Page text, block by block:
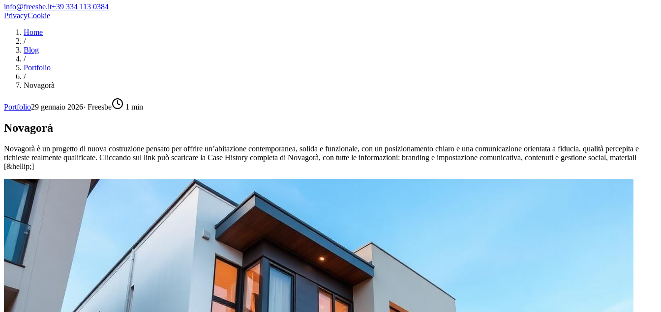
info@freesbe.it+39 334 113 0384
PrivacyCookie
Home
/
Blog
/
Portfolio
/
Novagorà
Portfolio29 gennaio 2026· Freesbe 1 min
Novagorà
Novagorà è un progetto di nuova costruzione pensato per offrire un’abitazione contemporanea, solida e funzionale, con un posizionamento chiaro e una comunicazione orientata a fiducia, qualità percepita e
richieste realmente qualificate. Cliccando sul link può scaricare la Case History completa di Novagorà, con tutte le informazioni: branding e impostazione comunicativa, contenuti e gestione social, materiali
[&hellip;]